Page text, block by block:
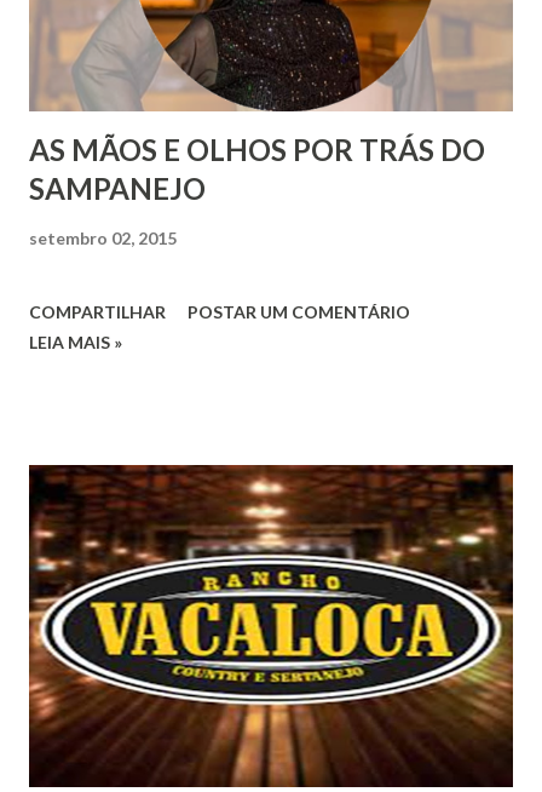
AS MÃOS E OLHOS POR TRÁS DO
SAMPANEJO
setembro 02, 2015
COMPARTILHAR
POSTAR UM COMENTÁRIO
LEIA MAIS »